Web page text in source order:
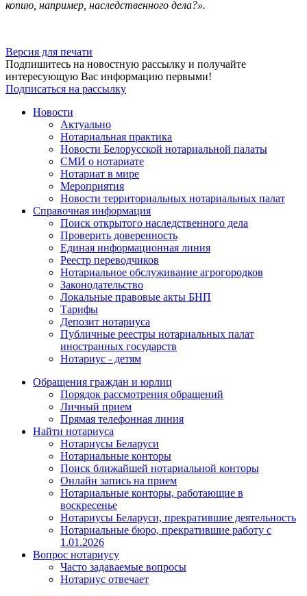
копию, например, наследственного дела?».
Версия для печати
Подпишитесь на новостную рассылку и получайте
интересующую Вас информацию первыми!
Подписаться на рассылку
Новости
Актуально
Нотариальная практика
Новости Белорусской нотариальной палаты
СМИ о нотариате
Нотариат в мире
Мероприятия
Новости территориальных нотариальных палат
Справочная информация
Поиск открытого наследственного дела
Проверить доверенность
Единая информационная линия
Реестр переводчиков
Нотариальное обслуживание агрогородков
Законодательство
Локальные правовые акты БНП
Тарифы
Депозит нотариуса
Публичные реестры нотариальных палат
иностранных государств
Нотариус - детям
Обращения граждан и юрлиц
Порядок рассмотрения обращений
Личный прием
Прямая телефонная линия
Найти нотариуса
Нотариусы Беларуси
Нотариальные конторы
Поиск ближайшей нотариальной конторы
Онлайн запись на прием
Нотариальные конторы, работающие в
воскресенье
Нотариусы Беларуси, прекратившие деятельность
Нотариальные бюро, прекратившие работу с
1.01.2026
Вопрос нотариусу
Часто задаваемые вопросы
Нотариус отвечает